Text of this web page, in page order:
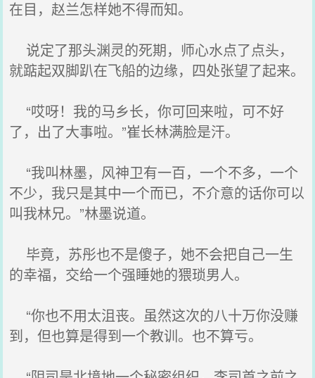
在目，赵兰怎样她不得而知。
说定了那头渊灵的死期，师心水点了点头，
就踮起双脚趴在飞船的边缘，四处张望了起来。
“哎呀！我的马乡长，你可回来啦，可不好
了，出了大事啦。”崔长林满脸是汗。
“我叫林墨，风神卫有一百，一个不多，一个
不少，我只是其中一个而已，不介意的话你可以
叫我林兄。”林墨说道。
毕竟，苏彤也不是傻子，她不会把自己一生
的幸福，交给一个强睡她的猥琐男人。
“你也不用太沮丧。虽然这次的八十万你没赚
到，但也算是得到一个教训。也不算亏。